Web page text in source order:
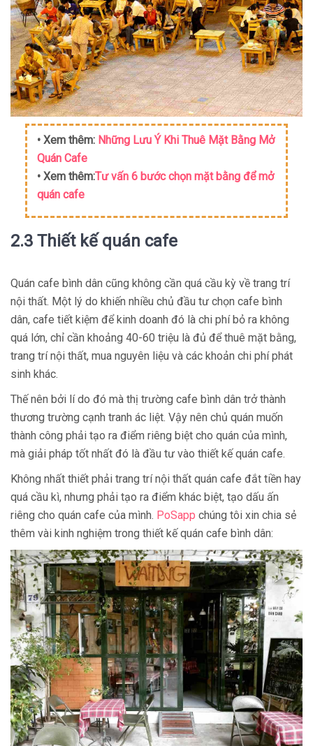
• Xem thêm: Những Lưu Ý Khi Thuê Mặt Bằng Mở
Quán Cafe
• Xem thêm:Tư vấn 6 bước chọn mặt bằng để mở
quán cafe
2.3 Thiết kế quán cafe
Quán cafe bình dân cũng không cần quá cầu kỳ về trang trí
nội thất. Một lý do khiến nhiều chủ đầu tư chọn cafe bình
dân, cafe tiết kiệm để kinh doanh đó là chi phí bỏ ra không
quá lớn, chỉ cần khoảng 40-60 triệu là đủ để thuê mặt bằng,
trang trí nội thất, mua nguyên liệu và các khoản chi phí phát
sinh khác.
Thế nên bởi lí do đó mà thị trường cafe bình dân trở thành
thương trường cạnh tranh ác liệt. Vậy nên chủ quán muốn
thành công phải tạo ra điểm riêng biệt cho quán của mình,
mà giải pháp tốt nhất đó là đầu tư vào thiết kế quán cafe.
Không nhất thiết phải trang trí nội thất quán cafe đắt tiền hay
quá cầu kì, nhưng phải tạo ra điểm khác biệt, tạo dấu ấn
riêng cho quán cafe của mình. PoSapp chúng tôi xin chia sẻ
thêm vài kinh nghiệm trong thiết kế quán cafe bình dân: